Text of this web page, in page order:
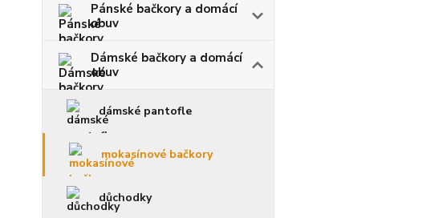
Pánské bačkory a domácí
obuv
Dámské bačkory a domácí
obuv
dámské pantofle
mokasínové bačkory
důchodky